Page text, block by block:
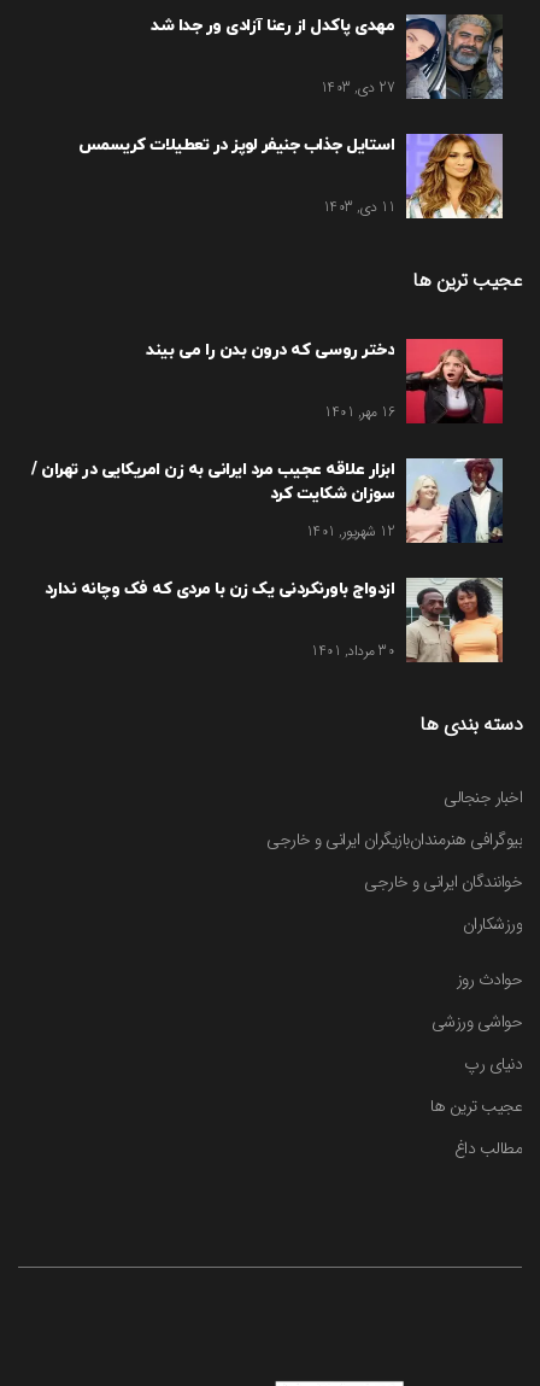
مهدی پاکدل از رعنا آزادی ور جدا شد
27 دی, 1403
استایل جذاب جنیفر لوپز در تعطیلات کریسمس
11 دی, 1403
عجیب ترین ها
دختر روسی که درون بدن را می بیند
16 مهر, 1401
ابزار علاقه عجیب مرد ایرانی به زن امریکایی در تهران /
سوزان شکایت کرد
12 شهریور, 1401
ازدواج باورنکردنی یک زن با مردی که فک وچانه ندارد
30 مرداد, 1401
دسته بندی ها
اخبار جنجالی
بیوگرافی هنرمندانبازیگران ایرانی و خارجی
خوانندگان ایرانی و خارجی
ورزشکاران
حوادث روز
حواشی ورزشی
دنیای رپ
عجیب ترین ها
مطالب داغ